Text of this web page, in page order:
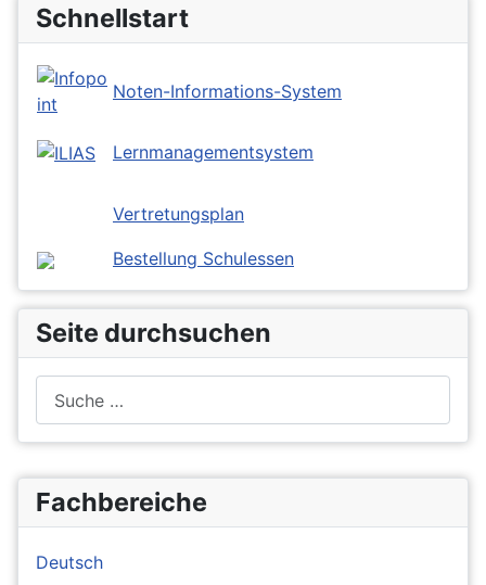
Fachbereiche
Deutsch
Schnellstart
Noten-Informations-System
Lernmanagementsystem
Vertretungsplan
Bestellung Schulessen
Seite durchsuchen